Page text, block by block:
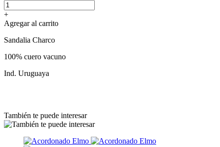
+
Agregar al carrito
Sandalia Charco
100% cuero vacuno
Ind. Uruguaya
También te puede interesar